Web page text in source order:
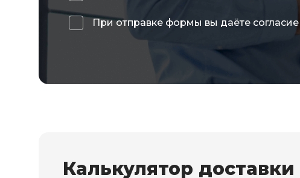
При отправке формы вы даёте
Калькулятор доставки